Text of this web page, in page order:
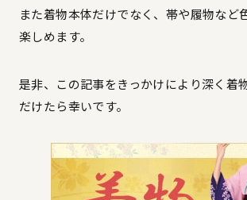
また着物本体だけでなく、帯や履物など
楽しめます。
是非、この記事をきっかけにより深く着
だけたら幸いです。